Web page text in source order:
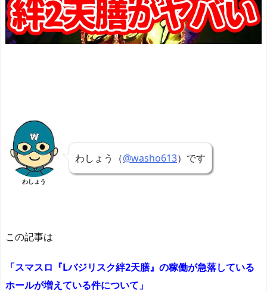
わしょう
わしょう（@washo613）です
この記事は
「スマスロ『Lバジリスク絆2天膳』の稼働が急落している
ホールが増えている件について」